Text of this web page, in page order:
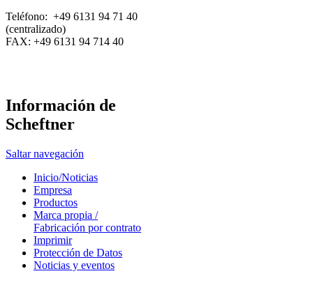
Teléfono: +49 6131 94 71 40
(centralizado)
FAX: +49 6131 94 714 40
Información de
Scheftner
Saltar navegación
Inicio/Noticias
Empresa
Productos
Marca propia /
Fabricación por contrato
Imprimir
Protección de Datos
Noticias y eventos